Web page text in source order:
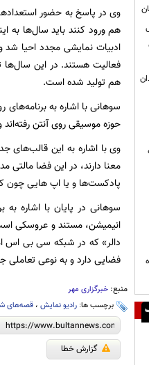
وی در پاسخ به حضور
هم ورود کنند باید سال‌ها به
ادبیات نمایشی مجدد احیا
فعالیت هستند. در این سال‌ها
هم تولید شده است.
سوهانی با اشاره به برنامه‌های
حوزه موسیقی روی آنتن
وی با اشاره به این
معنا دارند، در این فضا
پادکست‌ها و یا اپ هایی
سوهانی در پایان با اشاره
انیمیشن، مستند و عروسکی
دالر» که در شبکه سی بی اس
فضایی دارد و به نوعی تعاملی
منبع: خبرگزاری مهر
برچسب ها: رادیو نمایش، قصه‌های
گزارش خطا